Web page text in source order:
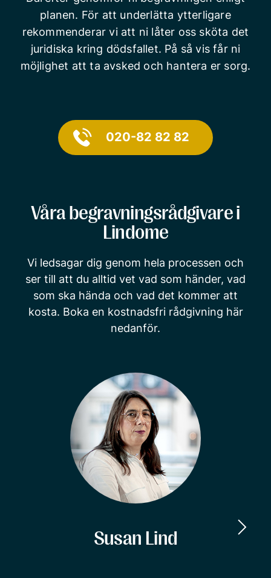
planen. För att underlätta ytterligare
rekommenderar vi att ni låter oss sköta det
juridiska kring dödsfallet. På så vis får ni
möjlighet att ta avsked och hantera er sorg.
020-82 82 82
Våra begravningsrådgivare i
Lindome
Vi ledsagar dig genom hela processen och
ser till att du alltid vet vad som händer, vad
som ska hända och vad det kommer att
kosta. Boka en kostnadsfri rådgivning här
nedanför.
Susan Lind